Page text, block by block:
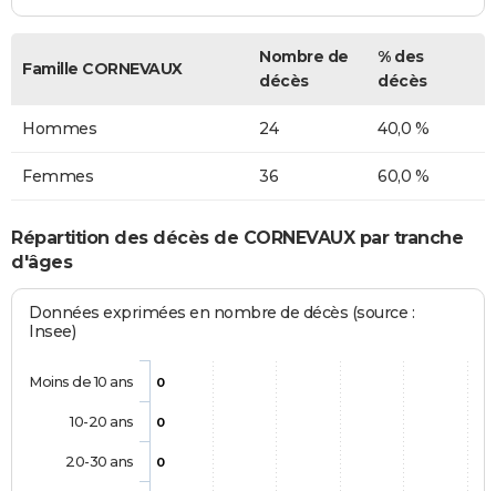
Famille CORNEVAUX
Nombre de
décès
% des
décès
Hommes 24 40,0 %
Femmes 36 60,0 %
Répartition des décès de CORNEVAUX par tranche
d'âges
Données exprimées en nombre de décès (source :
Insee)
0
0
0
Moins de 10 ans
10-20 ans
20-30 ans